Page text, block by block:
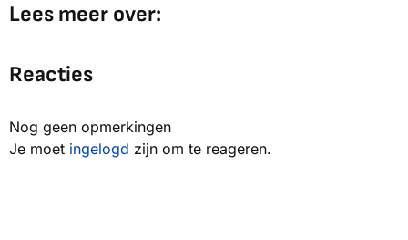
Lees meer over:
Reacties
Nog geen opmerkingen
Je moet ingelogd zijn om te reageren.